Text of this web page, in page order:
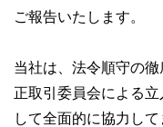
ご報告いたします。
当社は、法令順守の
正取引委員会による
して全面的に協力して